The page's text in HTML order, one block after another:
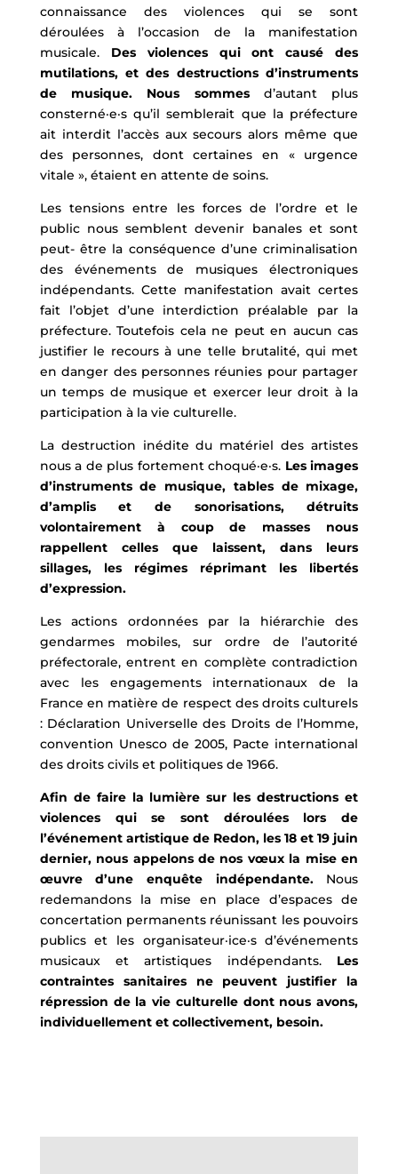
connaissance des violences qui se sont
déroulées à l’occasion de la manifestation
musicale. Des violences qui ont causé des
mutilations, et des destructions d’instruments
de musique. Nous sommesd’autant plus
consterné·e·s qu’il semblerait que la préfecture
ait interdit l’accès aux secours alors même que
des personnes, dont certaines en « urgence
vitale », étaient en attente de soins.
Les tensions entre les forces de l’ordre et le
public nous semblent devenir banales et sont
peut- être la conséquence d’une criminalisation
des événements de musiques électroniques
indépendants. Cette manifestation avait certes
fait l’objet d’une interdiction préalable par la
préfecture. Toutefois cela ne peut en aucun cas
justifier le recours à une telle brutalité, qui met
en danger des personnes réunies pour partager
un temps de musique et exercer leur droit à la
participation à la vie culturelle.
La destruction inédite du matériel des artistes
nous a de plus fortement choqué·e·s. Les images
d’instruments de musique, tables de mixage,
d’amplis et de sonorisations, détruits
volontairement à coup de masses nous
rappellent celles que laissent, dans leurs
sillages, les régimes réprimant les libertés
d’expression.
Les actions ordonnées par la hiérarchie des
gendarmes mobiles, sur ordre de l’autorité
préfectorale, entrent en complète contradiction
avec les engagements internationaux de la
France en matière de respect des droits culturels
: Déclaration Universelle des Droits de l’Homme,
convention Unesco de 2005, Pacte international
des droits civils et politiques de 1966.
Afin de faire la lumière sur les destructions et
violences qui se sont déroulées lors de
l’événement artistique de Redon, les 18 et 19 juin
dernier, nous appelons de nos vœux la mise en
œuvre d’une enquête indépendante.Nous
redemandons la mise en place d’espaces de
concertation permanents réunissant les pouvoirs
publics et les organisateur·ice·s d’événements
musicaux et artistiques indépendants. Les
contraintes sanitaires ne peuvent justifier la
répression de la vie culturelle dont nous avons,
individuellement et collectivement, besoin.